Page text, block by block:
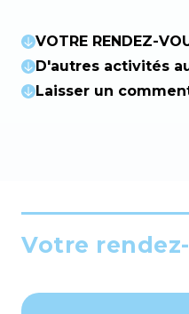
VOTRE RENDEZ-
D'autres activités
Laisser un
Votre